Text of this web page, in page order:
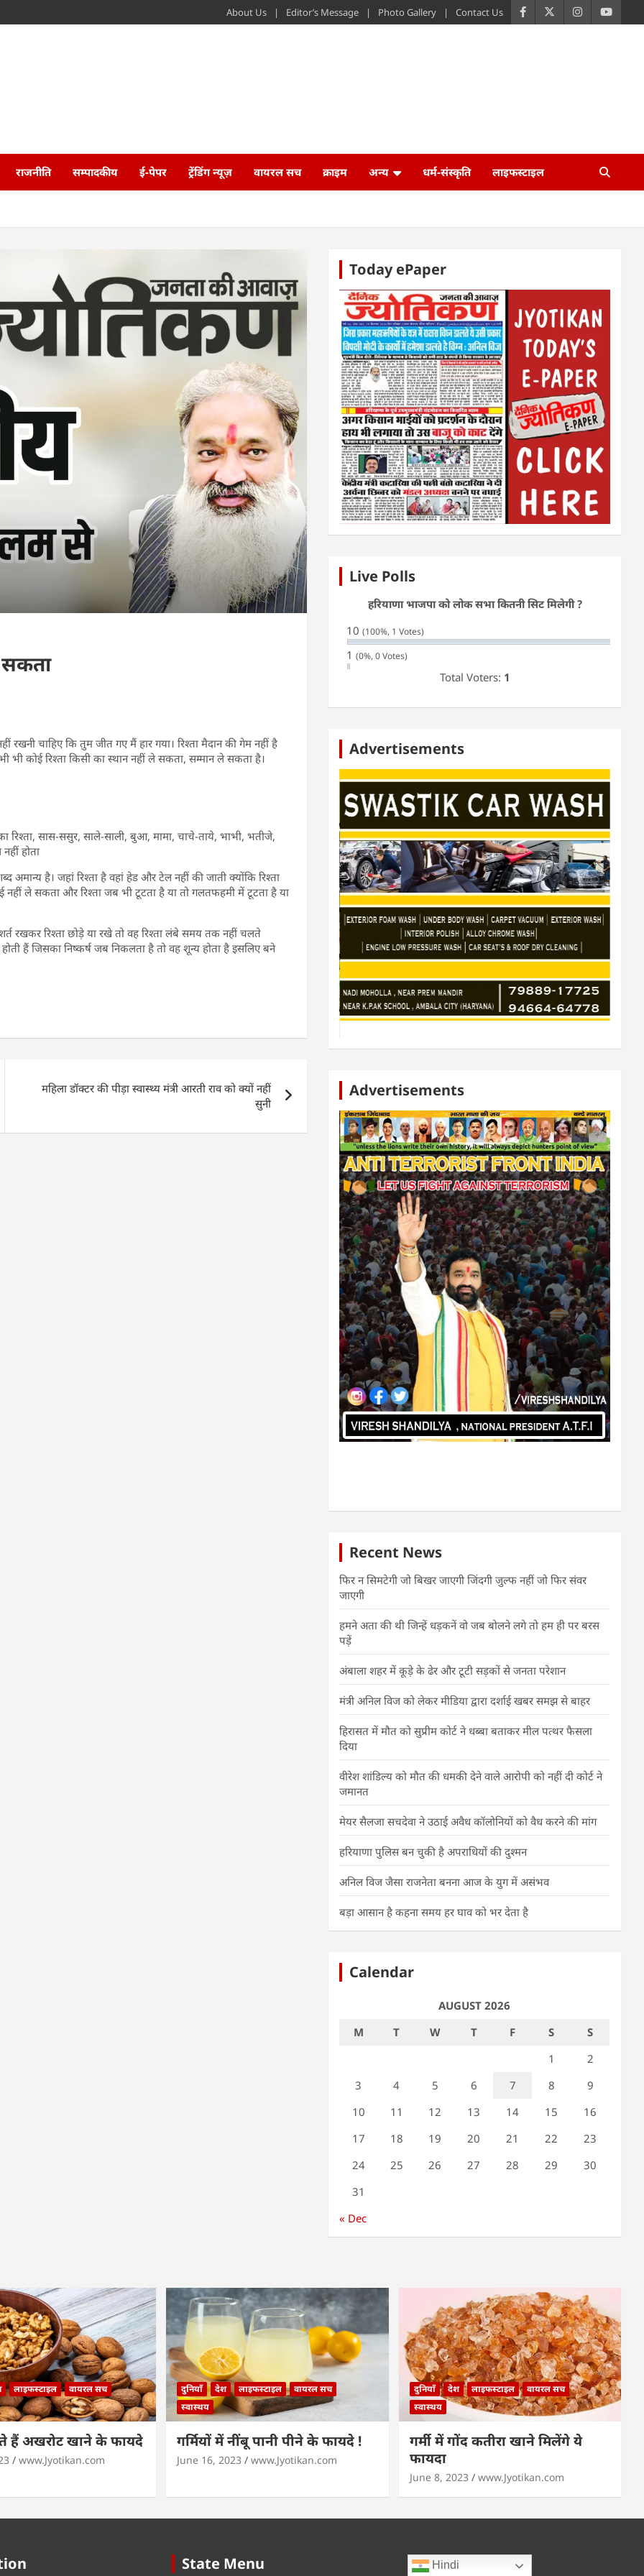
About Us Editor’s Message Photo Gallery Contact Us
राजनीति सम्पादकीय ई-पेपर ट्रेंडिंग न्यूज़ वायरल सच क्राइम अन्य धर्म-संस्कृति लाइफस्टाइल
सकता
चाहिए कि तुम जीत गए मैं हार गया। रिश्ता मैदान की गेम नहीं है
कोई रिश्ता किसी का स्थान नहीं ले सकता, सम्मान ले सकता है।
का रिश्ता, सास-ससुर, साले-साली, बुआ, मामा, चाचे-ताये, भाभी, भतीजे,
होता
अमान्य है। जहां रिश्ता है वहां हेड और टेल नहीं की जाती क्योंकि रिश्ता
नहीं ले सकता और रिश्ता जब भी टूटता है या तो गलतफहमी में टूटता है या
रखकर रिश्ता छोड़े या रखे तो वह रिश्ता लंबे समय तक नहीं चलते
हैं जिसका निष्कर्ष जब निकलता है तो वह शून्य होता है इसलिए बने
महिला डॉक्टर की पीड़ा स्वास्थ्य मंत्री आरती राव को क्यों नहीं
सुनी
Today ePaper
Live Polls
हरियाणा भाजपा को लोक सभा कितनी सिट मिलेगी ?
10(100%, 1 Votes)
1(0%, 0 Votes)
Total Voters: 1
Advertisements
Advertisements
Recent News
फिर न सिमटेगी जो बिखर जाएगी जिंदगी जुल्फ नहीं जो फिर संवर
जाएगी
हमने अता की थी जिन्हें धड़कनें वो जब बोलने लगे तो हम ही पर बरस
पड़ें
अंबाला शहर में कूड़े के ढेर और टूटी सड़कों से जनता परेशान
मंत्री अनिल विज को लेकर मीडिया द्वारा दर्शाई खबर समझ से बाहर
हिरासत में मौत को सुप्रीम कोर्ट ने धब्बा बताकर मील पत्थर फैसला
दिया
वीरेश शांडिल्य को मौत की धमकी देने वाले आरोपी को नहीं दी कोर्ट ने
जमानत
मेयर सैलजा सचदेवा ने उठाई अवैध कॉलोनियों को वैध करने की मांग
हरियाणा पुलिस बन चुकी है अपराधियों की दुश्मन
अनिल विज जैसा राजनेता बनना आज के युग में असंभव
बड़ा आसान है कहना समय हर घाव को भर देता है
Calendar
AUGUST 2026
M
T W T F S
S
1
2
3
4 5 6 7 8
9
10
11 12 13 14 15
16
17
18 19 20 21 22
23
24
25 26 27 28 29
30
31
« Dec
लाइफस्टाइल
वायरल सच
हैं अखरोट खाने के फायदे
www.Jyotikan.com
दुनियाँ देश लाइफस्टाइल
वायरल सच
स्वास्थय
गर्मियों में नींबू पानी पीने के फायदे !
June 16, 2023 www.Jyotikan.com
दुनियाँ देश लाइफस्टाइल
वायरल सच
स्वास्थय
गर्मी में गोंद कतीरा खाने मिलेंगे ये
फायदा
June 8, 2023 www.Jyotikan.com
State Menu Hindi